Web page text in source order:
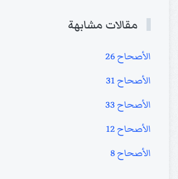
مقالات مشابهة
الأصحاح 26
الأصحاح 31
الأصحاح 33
الأصحاح 12
الأصحاح 8